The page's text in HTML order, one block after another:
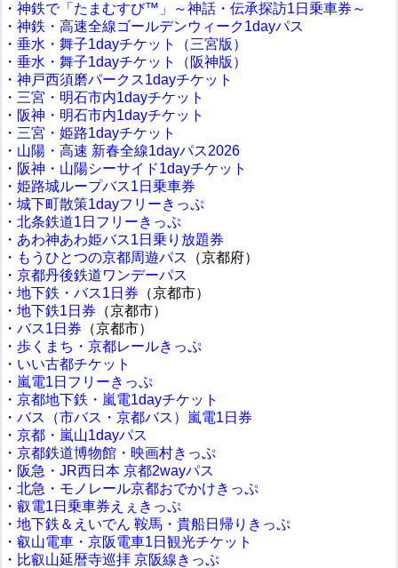
・ 神鉄で「たまむすび™」～神話・伝承探訪1日乗車券～
・ 神鉄・高速全線ゴールデンウィーク1dayパス
・ 垂水・舞子1dayチケット（三宮版）
・ 垂水・舞子1dayチケット（阪神版）
・ 神戸西須磨パークス1dayチケット
・ 三宮・明石市内1dayチケット
・ 阪神・明石市内1dayチケット
・ 三宮・姫路1dayチケット
・ 山陽・高速 新春全線1dayパス2026
・ 阪神・山陽シーサイド1dayチケット
・ 姫路城ループバス1日乗車券
・ 城下町散策1dayフリーきっぷ
・ 北条鉄道1日フリーきっぷ
・ あわ神あわ姫バス1日乗り放題券
・ もうひとつの京都周遊パス
（京都府）
・ 京都丹後鉄道ワンデーパス
・ 地下鉄・バス1日券 （京都市）
・ 地下鉄1日券 （京都市）
・ バス1日券 （京都市）
・ 歩くまち・京都レールきっぷ
・ いい古都チケット
・ 嵐電1日フリーきっぷ
・ 京都地下鉄・嵐電1dayチケット
・ バス（市バス・京都バス）嵐電1日券
・ 京都・嵐山1dayパス
・ 京都鉄道博物館・映画村きっぷ
・ 阪急・JR西日本 京都2wayパス
・ 北急・モノレール京都おでかけきっぷ
・ 叡電1日乗車券えぇきっぷ
・ 地下鉄＆えいでん 鞍馬・貴船日帰りきっぷ
・ 叡山電車・京阪電車1日観光チケット
・ 比叡山延暦寺巡拝 京阪線きっぷ